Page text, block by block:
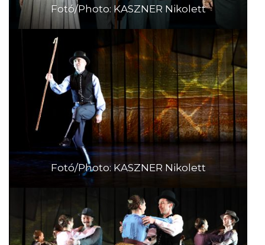
Fotó/Photo: KASZNER Nikolett
Fotó/Photo: KASZNER Nikolett